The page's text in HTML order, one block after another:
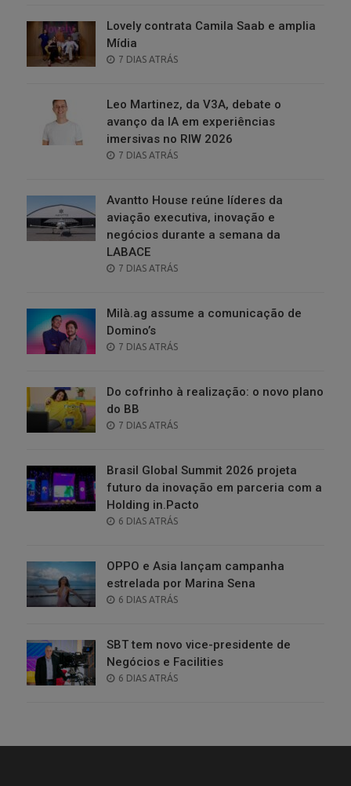
Lovely contrata Camila Saab e amplia
Mídia
POSTED
7 DIAS ATRÁS
Leo Martinez, da V3A, debate o
avanço da IA em experiências
imersivas no RIW 2026
POSTED
7 DIAS ATRÁS
Avantto House reúne líderes da
aviação executiva, inovação e
negócios durante a semana da
LABACE
POSTED
7 DIAS ATRÁS
Milà.ag assume a comunicação de
Domino’s
POSTED
7 DIAS ATRÁS
Do cofrinho à realização: o novo plano
do BB
POSTED
7 DIAS ATRÁS
Brasil Global Summit 2026 projeta
futuro da inovação em parceria com a
Holding in.Pacto
POSTED
6 DIAS ATRÁS
OPPO e Asia lançam campanha
estrelada por Marina Sena
POSTED
6 DIAS ATRÁS
SBT tem novo vice-presidente de
Negócios e Facilities
POSTED
6 DIAS ATRÁS